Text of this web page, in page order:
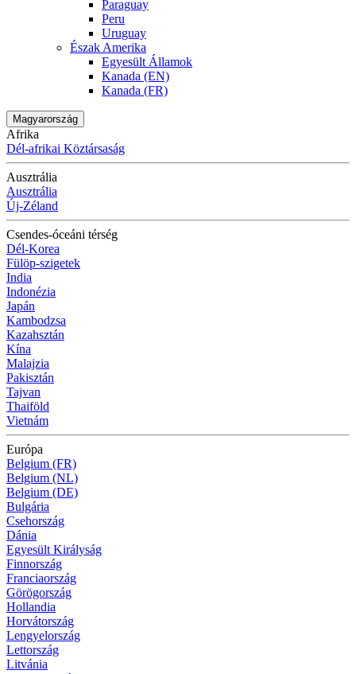
Paraguay
Peru
Uruguay
Észak Amerika
Egyesült Államok
Kanada (EN)
Kanada (FR)
Magyarország
Afrika
Dél-afrikai Köztársaság
Ausztrália
Ausztrália
Új-Zéland
Csendes-óceáni térség
Dél-Korea
Fülöp-szigetek
India
Indonézia
Japán
Kambodzsa
Kazahsztán
Kína
Malajzia
Pakisztán
Tajvan
Thaiföld
Vietnám
Európa
Belgium (FR)
Belgium (NL)
Belgium (DE)
Bulgária
Csehország
Dánia
Egyesült Királyság
Finnország
Franciaország
Görögország
Hollandia
Horvátország
Lengyelország
Lettország
Litvánia